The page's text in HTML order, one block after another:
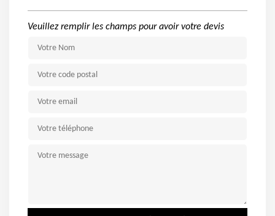
Veuillez remplir les champs pour avoir votre devis